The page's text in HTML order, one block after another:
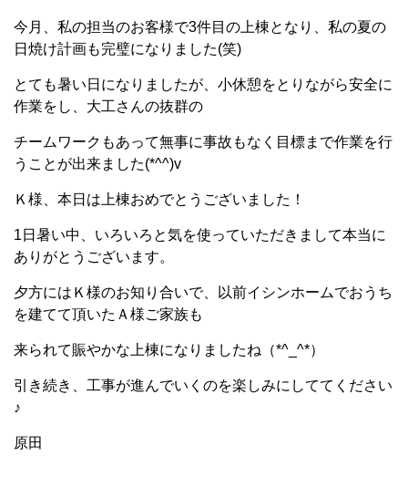
今月、私の担当のお客様で3件目の上棟となり、私の夏の
日焼け計画も完璧になりました(笑)
とても暑い日になりましたが、小休憩をとりながら安全に
作業をし、大工さんの抜群の
チームワークもあって無事に事故もなく目標まで作業を行
うことが出来ました(*^^)v
Ｋ様、本日は上棟おめでとうございました！
1日暑い中、いろいろと気を使っていただきまして本当に
ありがとうございます。
夕方にはＫ様のお知り合いで、以前イシンホームでおうち
を建てて頂いたＡ様ご家族も
来られて賑やかな上棟になりましたね（*^_^*）
引き続き、工事が進んでいくのを楽しみにしててください
♪
原田